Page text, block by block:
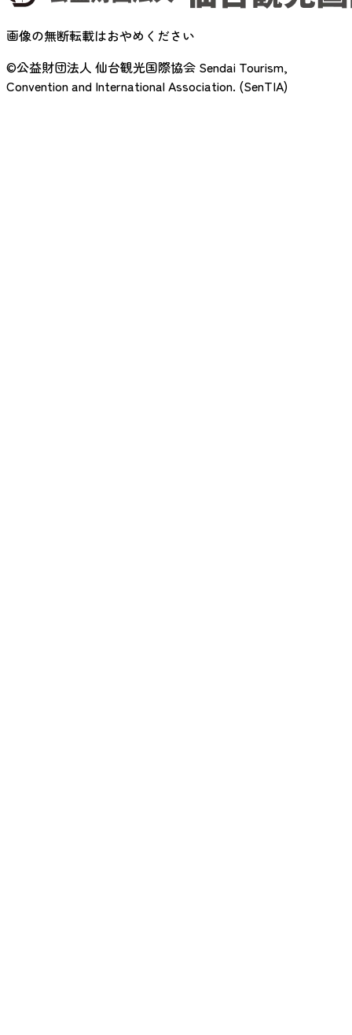
画像の無断転載はおやめください
©公益財団法人 仙台観光国際協会 Sendai Tourism,
Convention and International Association. (SenTIA)